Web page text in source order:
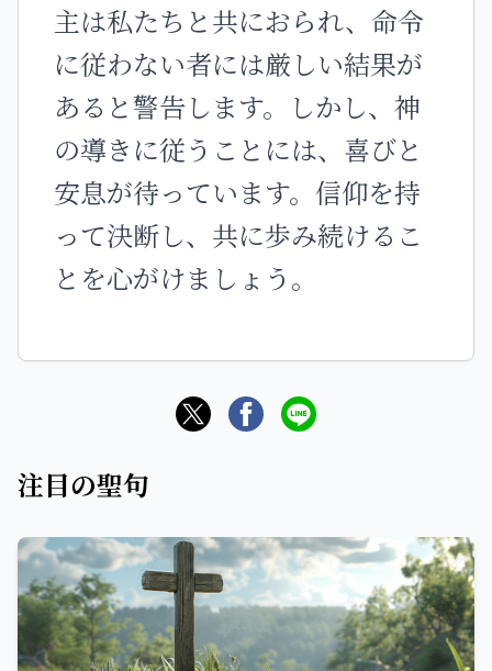
主は私たちと共におられ、命令
に従わない者には厳しい結果が
あると警告します。しかし、神
の導きに従うことには、喜びと
安息が待っています。信仰を持
って決断し、共に歩み続けるこ
とを心がけましょう。
注目の聖句